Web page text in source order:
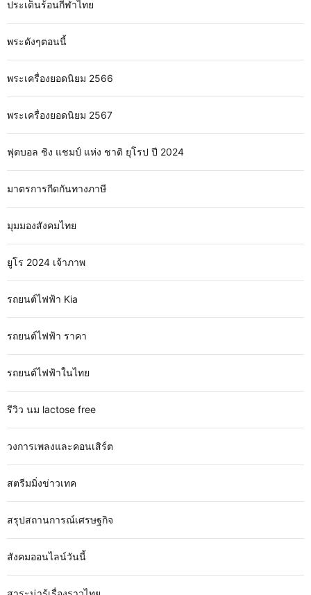
ประเด็นร้อนกีฬาไทย
พระดังๆตอนนี้
พระเครื่องยอดนิยม 2566
พระเครื่องยอดนิยม 2567
ฟุตบอล ชิง แชมป์ แห่ง ชาติ ยุโรป ปี 2024
มาตรการกีดกันทางภาษี
มุมมองสังคมไทย
ยูโร 2024 เจ้าภาพ
รถยนต์ไฟฟ้า Kia
รถยนต์ไฟฟ้า ราคา
รถยนต์ไฟฟ้าในไทย
รีวิว นม lactose free
วงการเพลงและคอนเสิร์ต
สตรีมมิ่งข่าวเทค
สรุปสถานการณ์เศรษฐกิจ
สังคมออนไลน์วันนี้